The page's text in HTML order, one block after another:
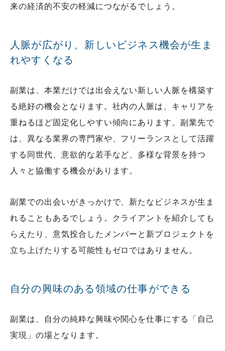
来の経済的不安の軽減につながるでしょう。
人脈が広がり、新しいビジネス機会が生ま
れやすくなる
副業は、本業だけでは出会えない新しい人脈を構築す
る絶好の機会となります。社内の人脈は、キャリアを
重ねるほど固定化しやすい傾向にあります。副業先で
は、異なる業界の専門家や、フリーランスとして活躍
する同世代、意欲的な若手など、多様な背景を持つ
人々と協働する機会があります。
副業での出会いがきっかけで、新たなビジネスが生ま
れることもあるでしょう。クライアントを紹介しても
らえたり、意気投合したメンバーと新プロジェクトを
立ち上げたりする可能性もゼロではありません。
自分の興味のある領域の仕事ができる
副業は、自分の純粋な興味や関心を仕事にする「自己
実現」の場となります。